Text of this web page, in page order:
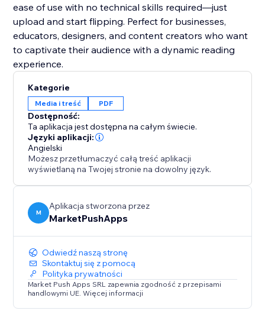
ease of use with no technical skills required—just
upload and start flipping. Perfect for businesses,
educators, designers, and content creators who want
to captivate their audience with a dynamic reading
experience.
Kategorie
Media i treść PDF
Dostępność:
Ta aplikacja jest dostępna na całym świecie.
Języki aplikacji:
Angielski
Możesz przetłumaczyć całą treść aplikacji
wyświetlaną na Twojej stronie na dowolny język.
M
Aplikacja stworzona przez
MarketPushApps
Odwiedź naszą stronę
Skontaktuj się z pomocą
Polityka prywatności
Market Push Apps SRL zapewnia zgodność z przepisami
handlowymi UE. Więcej informacji